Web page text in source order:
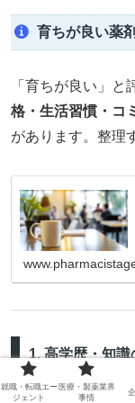
育ちが良い薬
「育ちが良い」と
格・生活習慣・コ
があります。整理
1. 高学歴・知識
就職・転職エー
ジェント
医療・製薬業界
事情